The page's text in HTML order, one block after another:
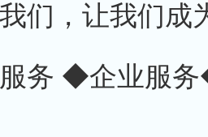
们，让我们成
◆企业服务